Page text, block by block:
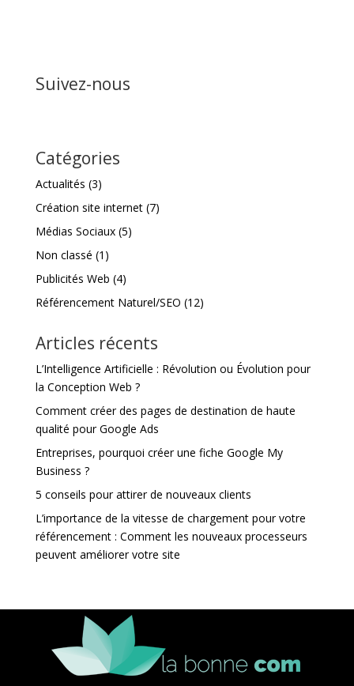
Suivez-nous
Catégories
Actualités (3)
Création site internet(7)
Médias Sociaux(5)
Non classé (1)
Publicités Web (4)
Référencement Naturel/SEO (12)
Articles récents
L’Intelligence Artificielle : Révolution ou Évolution pour
la Conception Web ?
Comment créer des pages de destination de haute
qualité pour Google Ads
Entreprises, pourquoi créer une fiche Google My
Business ?
5 conseils pour attirer de nouveaux clients
L’importance de la vitesse de chargement pour votre
référencement : Comment les nouveaux processeurs
peuvent améliorer votre site